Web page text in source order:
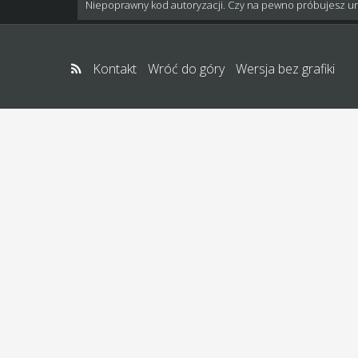
Niepoprawny kod autoryzacji. Czy na pewno próbujesz
Kontakt Wróć do góry Wersja bez grafiki